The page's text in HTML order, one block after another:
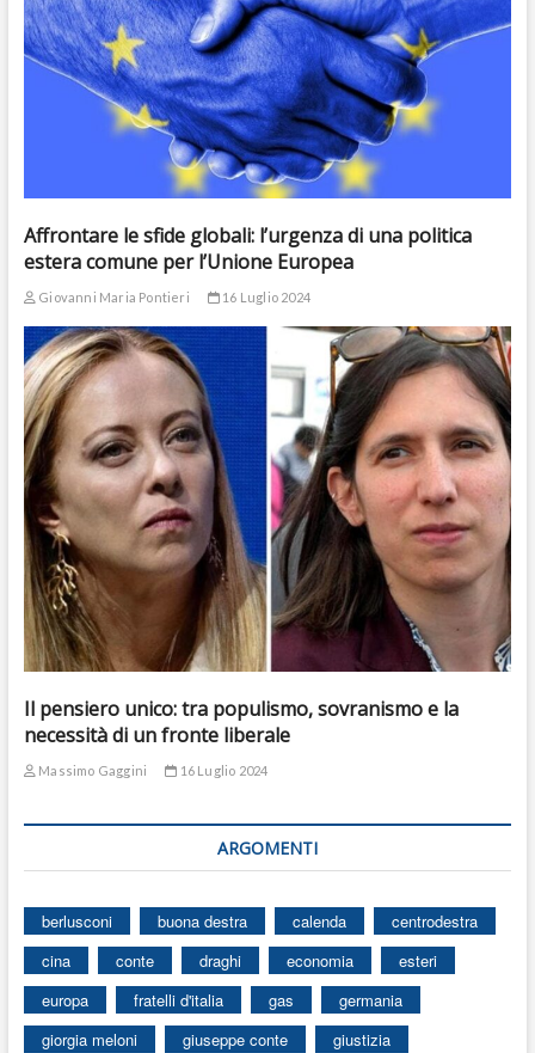
Affrontare le sfide globali: l’urgenza di una politica
estera comune per l’Unione Europea
Giovanni Maria Pontieri 16 Luglio 2024
Il pensiero unico: tra populismo, sovranismo e la
necessità di un fronte liberale
Massimo Gaggini 16 Luglio 2024
ARGOMENTI
berlusconi buona destra calenda
centrodestra
cina
conte draghi economia
esteri
europa
fratelli d'italia gas
germania
giorgia meloni
giuseppe conte
giustizia